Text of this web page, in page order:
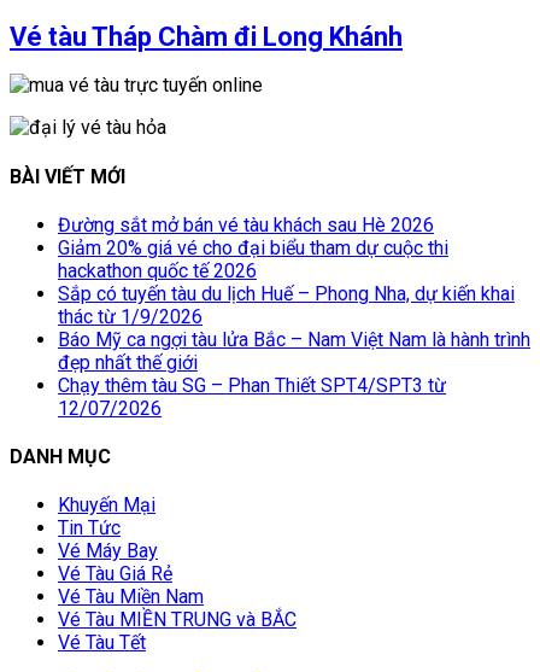
Vé tàu Tháp Chàm đi Long Khánh
BÀI VIẾT MỚI
Đường sắt mở bán vé tàu khách sau Hè 2026
Giảm 20% giá vé cho đại biểu tham dự cuộc thi
hackathon quốc tế 2026
Sắp có tuyến tàu du lịch Huế – Phong Nha, dự kiến khai
thác từ 1/9/2026
Báo Mỹ ca ngợi tàu lửa Bắc – Nam Việt Nam là hành trình
đẹp nhất thế giới
Chạy thêm tàu SG – Phan Thiết SPT4/SPT3 từ
12/07/2026
DANH MỤC
Khuyến Mại
Tin Tức
Vé Máy Bay
Vé Tàu Giá Rẻ
Vé Tàu Miền Nam
Vé Tàu MIỀN TRUNG và BẮC
Vé Tàu Tết